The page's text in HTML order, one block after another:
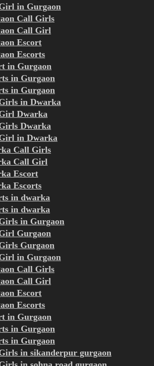
in Gurgaon
Call Girls
Call Girl
Escort
Escorts
in Gurgaon
in Gurgaon
in Gurgaon
in Dwarka
Dwarka
Dwarka
in Dwarka
Call Girls
Call Girl
Escort
Escorts
in dwarka
in dwarka
in Gurgaon
Gurgaon
Gurgaon
in Gurgaon
Call Girls
Call Girl
Escort
Escorts
in Gurgaon
in Gurgaon
in Gurgaon
in sikanderpur gurgaon